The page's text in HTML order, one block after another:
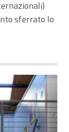
sferrato lo